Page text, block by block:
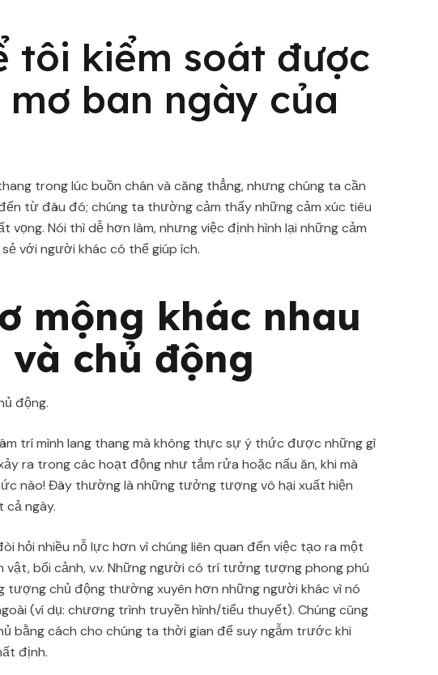
tôi kiểm soát được
ban ngày của
trong lúc buồn chán và căng thẳng, nhưng chúng ta cần
từ đâu đó; chúng ta thường cảm thấy những cảm xúc tiêu
Nói thì dễ hơn làm, nhưng việc định hình lại những cảm
với người khác có thể giúp ích.
mộng khác nhau
chủ động
động.
trí mình lang thang mà không thực sự ý thức được những gì
ra trong các hoạt động như tắm rửa hoặc nấu ăn, khi mà
nào! Đây thường là những tưởng tượng vô hại xuất hiện
cả ngày.
hỏi nhiều nỗ lực hơn vì chúng liên quan đến việc tạo ra một
bối cảnh, v.v. Những người có trí tưởng tượng phong phú
chủ động thường xuyên hơn những người khác vì nó
(ví dụ: chương trình truyền hình/tiểu thuyết). Chúng cũng
bằng cách cho chúng ta thời gian để suy ngẫm trước khi
định.